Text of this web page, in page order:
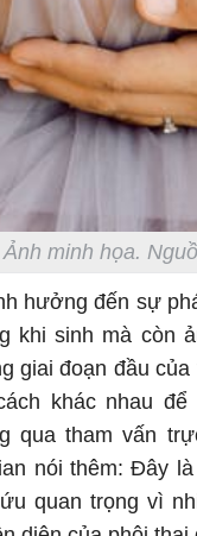
Ảnh minh họa.
hưởng đến sự
khi sinh mà còn
giai đoạn đầu
khác nhau
qua tham vấn
nói thêm: Đây
quan trọng vì